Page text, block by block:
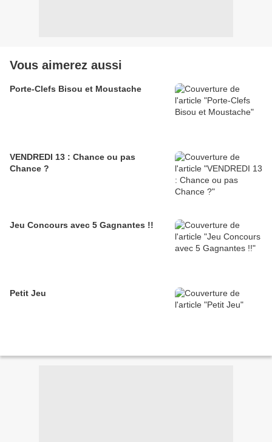
Vous aimerez aussi
Porte-Clefs Bisou et Moustache
VENDREDI 13 : Chance ou pas
Chance ?
Jeu Concours avec 5 Gagnantes !!
Petit Jeu